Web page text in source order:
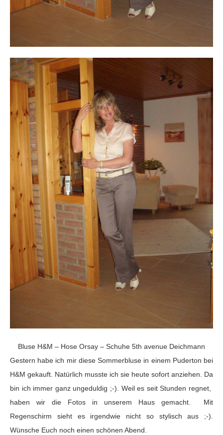
Bluse H&M – Hose Orsay – Schuhe 5th avenue Deichmann
Gestern habe ich mir diese Sommerbluse in einem Puderton bei
H&M gekauft. Natürlich musste ich sie heute sofort anziehen. Da
bin ich immer ganz ungeduldig ;-). Weil es seit Stunden regnet,
haben wir die Fotos in unserem Haus gemacht. Mit
Regenschirm sieht es irgendwie nicht so stylisch aus ;-).
Wünsche Euch noch einen schönen Abend.